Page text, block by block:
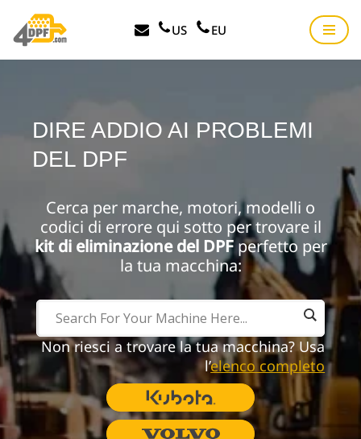
Vai
al
US EU
DIRE ADDIO AI PROBLEMI
DEL DPF
Cerca per marche, motori, modelli o
codici di errore qui sotto per trovare il
kit di eliminazione del DPFperfetto per
la tua macchina:
Non riesci a trovare la tua macchina? Usa
l’elenco completo